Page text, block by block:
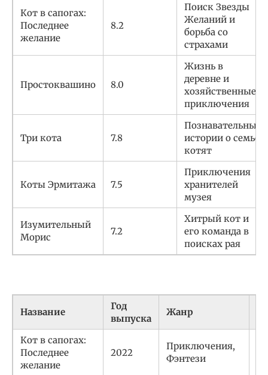
Кот в сапогах:
Последнее
желание
8.2
Поиск Звезды
Желаний и
борьба со
страхами
Простоквашино 8.0
Жизнь в
деревне и
хозяйственные
приключения
Три кота 7.8
Познавательные
истории о семье
котят
Коты Эрмитажа 7.5
Приключения
хранителей
музея
Изумительный
Морис
7.2
Хитрый кот и
его команда в
поисках рая
Название
Год
выпуска
Жанр
Кот в сапогах:
Последнее
желание
2022
Приключения,
Фэнтези